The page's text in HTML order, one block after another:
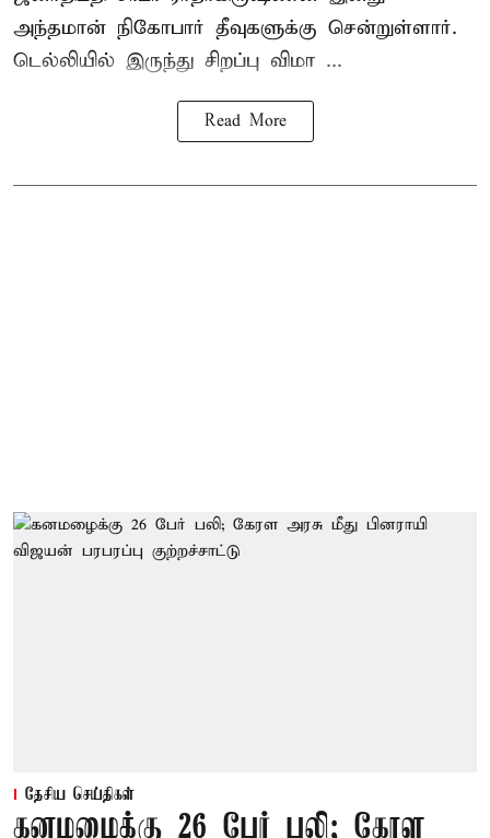
அந்தமான் நிகோபார் தீவுகளுக்கு சென்றுள்ளார்.
டெல்லியில் இருந்து சிறப்பு விமா ...
Read More
தேசிய செய்திகள்
கனமழைக்கு 26 பேர் பலி; கேரள